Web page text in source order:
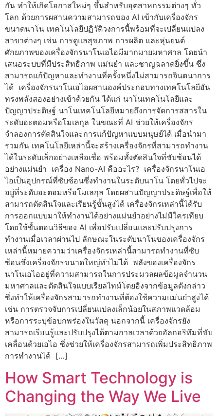
กัน ทำให้เกิดโอกาสใหม่ๆ ขึ้นสำหรับอุตสาหกรรมต่างๆ ทั่ว
โลก ด้วยการผสานความสามารถของ AI เข้ากับเครื่องจักร
ขนาดนาโน เทคโนโลยีปฏิวัติวงการนี้พร้อมที่จะเปลี่ยนแปลง
สาขาต่างๆ เช่น การดูแลสุขภาพ การผลิต และหุ่นยนต์
ศักยภาพของเครื่องจักรนาโนเอไอมีมากมายมหาศาล โดยนำ
เสนอระบบที่มีประสิทธิภาพ แม่นยำ และชาญฉลาดยิ่งขึ้น ซึ่ง
สามารถแก้ปัญหาและทำงานที่ครั้งหนึ่งไม่สามารถจินตนาการ
ได้ เครื่องจักรนาโนเอไอผสานองค์ประกอบทางเทคโนโลยีอัน
ทรงพลังสองอย่างเข้าด้วยกัน ได้แก่ นาโนเทคโนโลยีและ
ปัญญาประดิษฐ์ นาโนเทคโนโลยีหมายถึงการจัดการสสารใน
ระดับอะตอมหรือโมเลกุล ในขณะที่ AI ช่วยให้เครื่องจักร
จำลองการตัดสินใจและการแก้ปัญหาแบบมนุษย์ได้ เมื่อนำมา
รวมกัน เทคโนโลยีเหล่านี้จะสร้างเครื่องจักรที่สามารถทำงาน
ได้ในระดับเล็กอย่างเหลือเชื่อ พร้อมทั้งตัดสินใจที่ซับซ้อนได้
อย่างแม่นยำ เครื่อง Nano-AI คืออะไร? เครื่องจักรนาโนเอ
ไอเป็นอุปกรณ์ที่ซับซ้อนซึ่งทำงานในระดับนาโน โดยทั่วไปจะ
อยู่ที่ระดับอะตอมหรือโมเลกุล โดยผสานปัญญาประดิษฐ์เพื่อให้
สามารถตัดสินใจและเรียนรู้ขั้นสูงได้ เครื่องจักรเหล่านี้ได้รับ
การออกแบบมาให้ทำงานได้อย่างแม่นยำอย่างไม่มีใครเทียบ
โดยใช้ขั้นตอนวิธีของ AI เพื่อปรับเปลี่ยนและปรับปรุงการ
ทำงานเมื่อเวลาผ่านไป ลักษณะในระดับนาโนของเครื่องจักร
เหล่านี้หมายความว่าเครื่องจักรเหล่านี้สามารถทำงานที่ซับ
ซ้อนซึ่งเครื่องจักรขนาดใหญ่ทำไม่ได้ พลังของเครื่องจักร
นาโนเอไออยู่ที่ความสามารถในการประมวลผลข้อมูลจำนวน
มหาศาลและตัดสินใจแบบเรียลไทม์โดยอิงจากข้อมูลดังกล่าว
ซึ่งทำให้เครื่องจักรสามารถทำงานที่ต้องใช้ความแม่นยำสูงได้
เช่น การตรวจจับการเปลี่ยนแปลงเล็กน้อยในสภาพแวดล้อม
หรือการระบุข้อบกพร่องในวัสดุ นอกจากนี้ เครื่องจักรยัง
สามารถเรียนรู้และปรับปรุงได้ตามกาลเวลาด้วยอัลกอริทึมที่ขับ
เคลื่อนด้วยเอไอ ซึ่งช่วยให้เครื่องจักรสามารถเพิ่มประสิทธิภาพ
การทำงานได้ […]
How Smart Technology is
Changing the Way We Live